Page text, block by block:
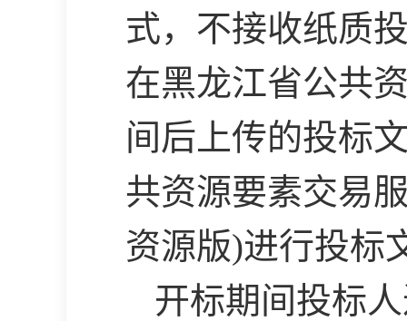
式，不接收纸质
在黑龙江省公共
间后上传的投标
共资源要素交易
资源版)进行投标
开标期间投标